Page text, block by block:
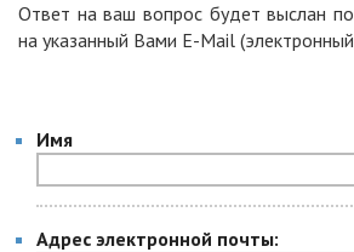
Ответ на ваш вопрос будет выслан
на указанный Вами E-Mail
Имя
Адрес электронной почты: